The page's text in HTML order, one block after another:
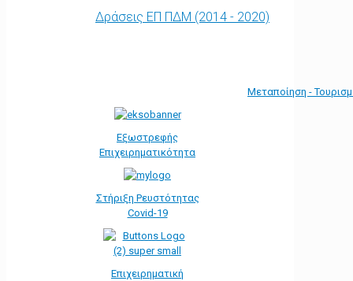
Δράσεις ΕΠ ΠΔΜ (2014 - 2020)
Μεταποίηση -
Εξωστρεφής
Επιχειρηματικότητα
Στήριξη Ρευστότητας
Covid-19
Επιχειρηματική